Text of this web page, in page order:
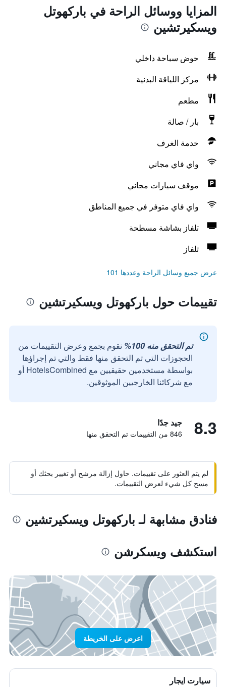
المزايا ووسائل الراحة في باركهوتل
ويسكيرتشين
حوض سباحة داخلي
مركز اللياقة البدنية
مطعم
بار / صالة
خدمة الغرف
واي فاي مجاني
موقف سيارات مجاني
واي فاي متوفر في جميع المناطق
تلفاز بشاشة مسطحة
تلفاز
عرض جميع وسائل الراحة وعددها 101
تقييمات حول باركهوتل ويسكيرتشين
تم التحقق منه 100%
نقوم بجمع وعرض التقييمات من
الحجوزات التي تم التحقق منها فقط والتي تم إجراؤها
بواسطة مستخدمين حقيقيين مع HotelsCombined أو
مع شركائنا الخارجيين الموثوقين.
8.3 جيد جدًا
846 من التقييمات تم التحقق منها
لم يتم العثور على تقييمات. حاول إزالة مرشح أو تغيير بحثك أو
مسح كل شيء لعرض التقييمات.
فنادق مشابهة لـ باركهوتل ويسكيرتشين
استكشف ويسكرشن
اعرض على الخريطة
سيارت ايجار